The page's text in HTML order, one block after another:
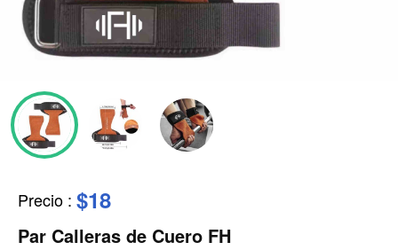
Precio : $18
Par Calleras de Cuero FH